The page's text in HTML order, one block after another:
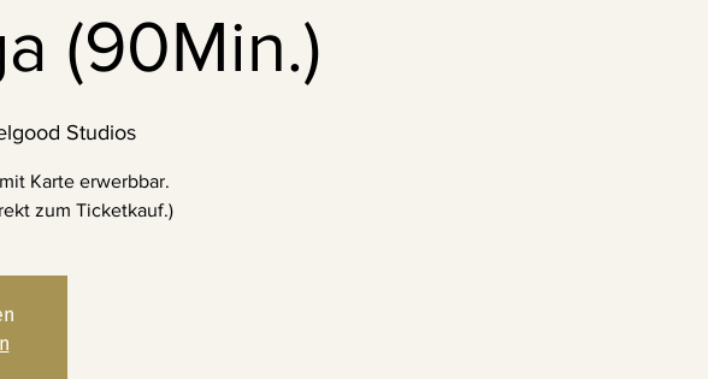
(90Min.)
Studios
Karte erwerbbar.
zum Ticketkauf.)